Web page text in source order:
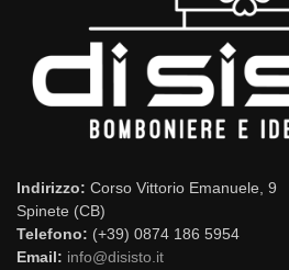
Indirizzo: Corso Vittorio Emanuele, 9
Spinete (CB)
Telefono: (+39) 0874 186 5954
Email: info@disisto.it